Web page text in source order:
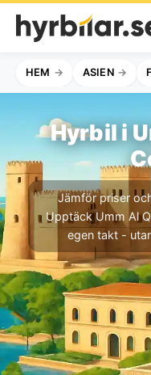
HEM ASIEN
Hyrbil i
Jämför priser
Upptäck Umm Al
egen takt -